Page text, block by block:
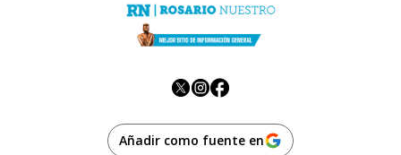
Añadir como fuente en